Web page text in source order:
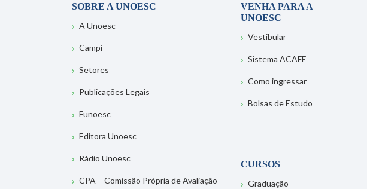
SOBRE A UNOESC
A Unoesc
Campi
Setores
Publicações Legais
Funoesc
Editora Unoesc
Rádio Unoesc
CPA – Comissão Própria de Avaliação
VENHA PARA A
UNOESC
Vestibular
Sistema ACAFE
Como ingressar
Bolsas de Estudo
CURSOS
Graduação